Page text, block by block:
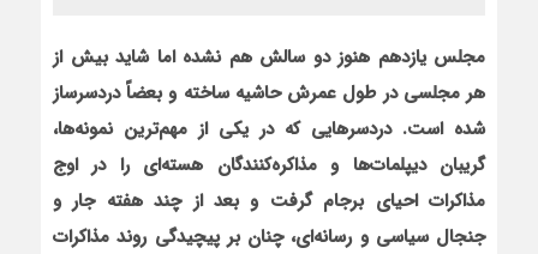
مجلس يازدهم هنوز دو سالش هم نشده اما شايد بيش از
هر مجلسي در طول عمرش حاشيه ساخته و بعضاً دردسرساز
شده است. دردسرهايي كه در يكي از مهم‌ترين نمونه‌ها،
گريبان ديپلمات‌ها و مذاكره‌كنندگان هسته‌اي را در اوج
مذاكرات احياي برجام گرفت و بعد از چند هفته جار و
جنجال سياسي و رسانه‌اي، چنان بر پيچيدگي روند مذاكرات